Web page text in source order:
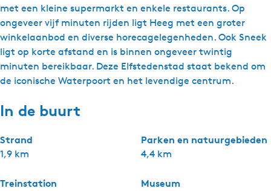
met een kleine supermarkt en enkele restaurants. Op
ongeveer vijf minuten rijden ligt Heeg met een groter
winkelaanbod en diverse horecagelegenheden. Ook Sneek
ligt op korte afstand en is binnen ongeveer twintig
minuten bereikbaar. Deze Elfstedenstad staat bekend om
de iconische Waterpoort en het levendige centrum.
In de buurt
Strand
1,9 km
Parken en natuurgebieden
4,4 km
Treinstation Museum